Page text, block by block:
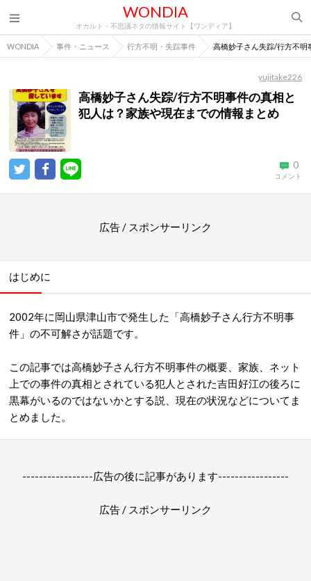
WONDIA
オカルト・不思議ネタの情報サイト【ワンディア】
WONDIA 事件・ニュース 行方不明・失踪事件 高橋妙子さん失踪/行方不明
yujitake226
高橋妙子さん失踪/行方不明事件の真相と
犯人は？家族や現在までの情報まとめ
0
コメント
広告 / スポンサーリンク
はじめに
2002年に岡山県津山市で発生した「高橋妙子さん行方不明事
件」の不可解さが話題です。
この記事では高橋妙子さん行方不明事件の概要、家族、ネット
上での事件の真相とされている犯人とされた吉田好江の後ろに
黒幕がいるのではないかとする説、現在の状況などについてま
とめました。
-----------------広告の後に記事があります-----------------
広告 / スポンサーリンク